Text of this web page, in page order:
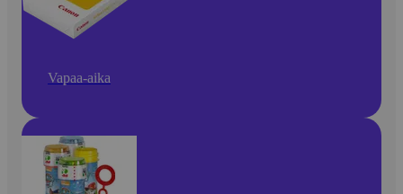
Vapaa-aika